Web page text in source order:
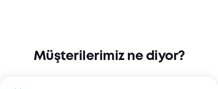
Müşterilerimiz ne diyor?